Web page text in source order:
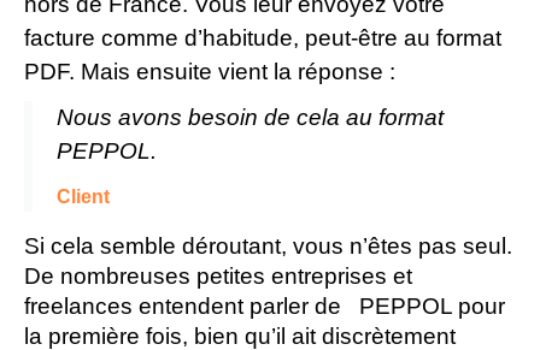
facture comme d’habitude, peut-être au format
PDF. Mais ensuite vient la réponse :
Nous avons besoin de cela au format
PEPPOL.
Client
Si cela semble déroutant, vous n’êtes pas seul.
De nombreuses petites entreprises et
freelances entendent parler de PEPPOL pour
la première fois, bien qu’il ait discrètement